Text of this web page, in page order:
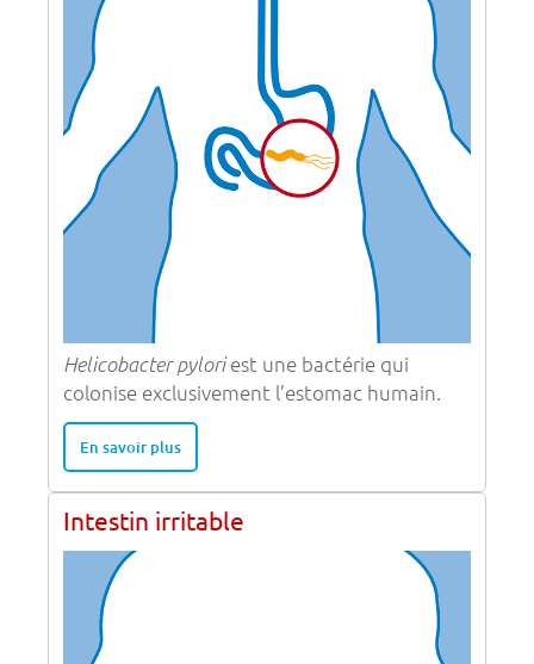
Helicobacter pyloriest une bactérie qui
colonise exclusivement l’estomac humain.
En savoir plus
Intestin irritable